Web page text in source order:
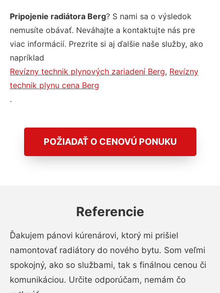
Pripojenie radiátora Berg? S nami sa o výsledok
nemusíte obávať. Neváhajte a kontaktujte nás pre
viac informácií. Prezrite si aj ďalšie naše služby, ako
napríklad
Revízny technik plynových zariadení Berg, Revízny
technik plynu cena Berg
.
POŽIADAŤ O CENOVÚ PONUKU
Referencie
Ďakujem pánovi kúrenárovi, ktorý mi prišiel
namontovať radiátory do nového bytu. Som veľmi
spokojný, ako so službami, tak s finálnou cenou či
komunikáciou. Určite odporúčam, nemám čo